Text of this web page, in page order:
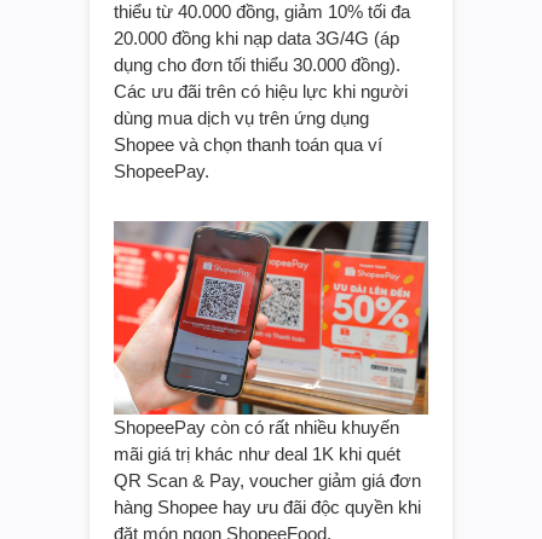
thiểu từ 40.000 đồng, giảm 10% tối đa
20.000 đồng khi nạp data 3G/4G (áp
dụng cho đơn tối thiểu 30.000 đồng).
Các ưu đãi trên có hiệu lực khi người
dùng mua dịch vụ trên ứng dụng
Shopee và chọn thanh toán qua ví
ShopeePay.
ShopeePay còn có rất nhiều khuyến
mãi giá trị khác như deal 1K khi quét
QR Scan & Pay, voucher giảm giá đơn
hàng Shopee hay ưu đãi độc quyền khi
đặt món ngon ShopeeFood.